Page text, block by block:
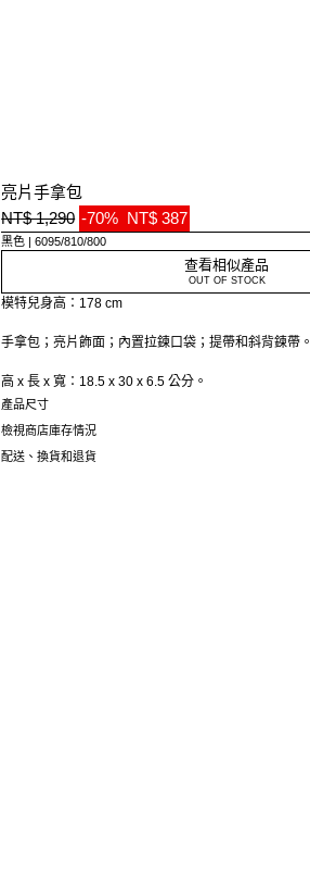
亮片手拿包
NT$ 1,290 -70% NT$ 387
黑色 6095/810/800
查看相似產品
OUT OF STOCK
模特兒身高：178 cm
手拿包；亮片飾面；內置拉鍊口袋；提帶和斜背鍊帶。
高 x 長 x 寬：18.5 x 30 x 6.5 公分。
產品尺寸
檢視商店庫存情況
配送、換貨和退貨